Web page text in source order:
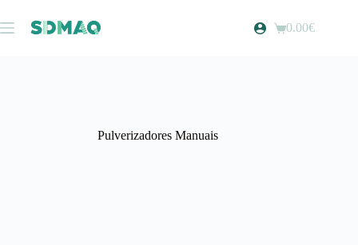
para
o
Carrinho
0.00€
Pulverizadores Manuais